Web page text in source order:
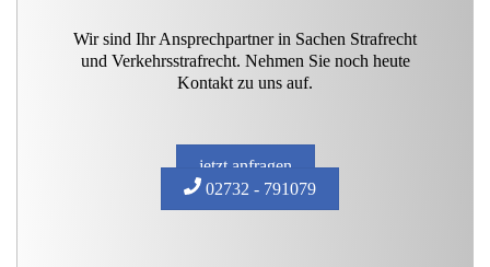
Wir sind Ihr Ansprechpartner in Sachen Strafrecht
und Verkehrsstrafrecht. Nehmen Sie noch heute
Kontakt zu uns auf.
jetzt anfragen
02732 - 791079